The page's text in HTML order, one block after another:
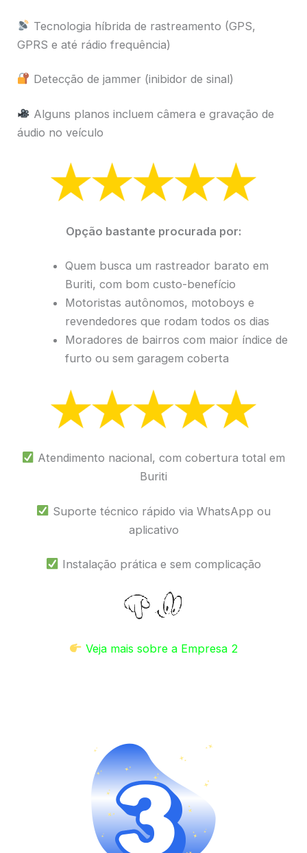
Tecnologia híbrida de rastreamento (GPS,
GPRS e até rádio frequência)
Detecção de jammer (inibidor de sinal)
Alguns planos incluem câmera e gravação de
áudio no veículo
Opção bastante procurada por:
Quem busca um rastreador barato em
Buriti, com bom custo-benefício
Motoristas autônomos, motoboys e
revendedores que rodam todos os dias
Moradores de bairros com maior índice de
furto ou sem garagem coberta
Atendimento nacional, com cobertura total em
Buriti
Suporte técnico rápido via WhatsApp ou
aplicativo
Instalação prática e sem complicação
Veja mais sobre a Empresa 2